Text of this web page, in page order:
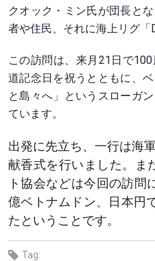
クオック・ミン氏が団長と
者や住民、それに海上リグ「
この訪問は、来月21日で
道記念日を祝うとともに、
と島々へ」というスローガ
ています。
出発に先立ち、一行は海
献香式を行いました。ま
ト協会などは今回の訪問
億ベトナムドン、日本円
たということです。
Tag: